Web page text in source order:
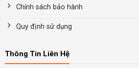
Chính sách bảo hành
Quy định sử dụng
Thông Tin Liên Hệ